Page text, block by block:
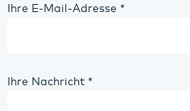
Ihre E-Mail-Adresse *
Ihre Nachricht *